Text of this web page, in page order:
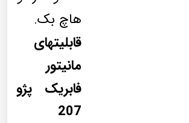
هاچ بک.
قابلیتهای
مانیتور
فابریک پژو
207